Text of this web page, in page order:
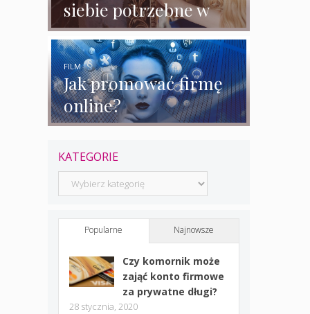
siebie potrzebne w
biznesie?
Jak promować firmę
online?
FILM
KATEGORIE
Kategorie
Popularne Najnowsze
Czy komornik może
zająć konto firmowe
za prywatne długi?
28 stycznia, 2020